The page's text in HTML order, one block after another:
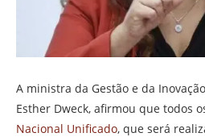
A ministra da Gestão e da
Esther Dweck, afirmou que todos
Nacional Unificado, que será